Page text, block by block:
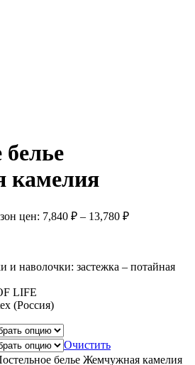
камелия
цен: 7,840 ₽ – 13,780 ₽
и наволочки: застежка – потайная
LIFE
(Россия)
Очистить
белье Жемчужная камелия